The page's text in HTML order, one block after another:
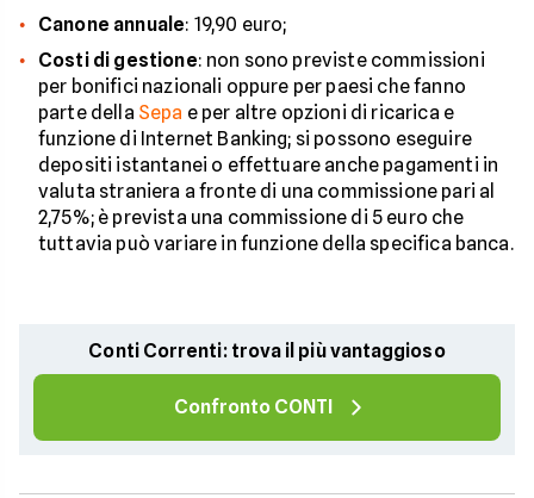
Canone annuale: 19,90 euro;
Costi di gestione: non sono previste commissioni
per bonifici nazionali oppure per paesi che fanno
parte della Sepa e per altre opzioni di ricarica e
funzione di Internet Banking; si possono eseguire
depositi istantanei o effettuare anche pagamenti in
valuta straniera a fronte di una commissione pari al
2,75%; è prevista una commissione di 5 euro che
tuttavia può variare in funzione della specifica banca.
Conti Correnti: trova il più vantaggioso
Confronto CONTI